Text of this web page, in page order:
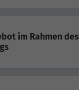
im Rahmen des